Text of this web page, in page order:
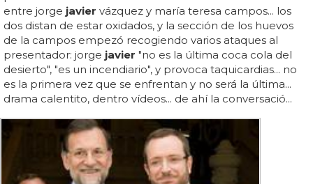
entre jorge javier vázquez y maría teresa campos... los
dos distan de estar oxidados, y la sección de los huevos
de la campos empezó recogiendo varios ataques al
presentador: jorge javier "no es la última coca cola del
desierto", "es un incendiario", y provoca taquicardias... no
es la primera vez que se enfrentan y no será la última...
drama calentito, dentro vídeos... de ahí la conversació...